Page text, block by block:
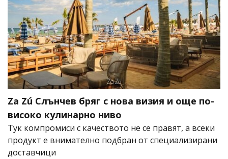
Za Zú Слънчев бряг с нова визия и още по-
високо кулинарно ниво
Тук компромиси с качеството не се правят, а всеки
продукт е внимателно подбран от специализирани
доставчици